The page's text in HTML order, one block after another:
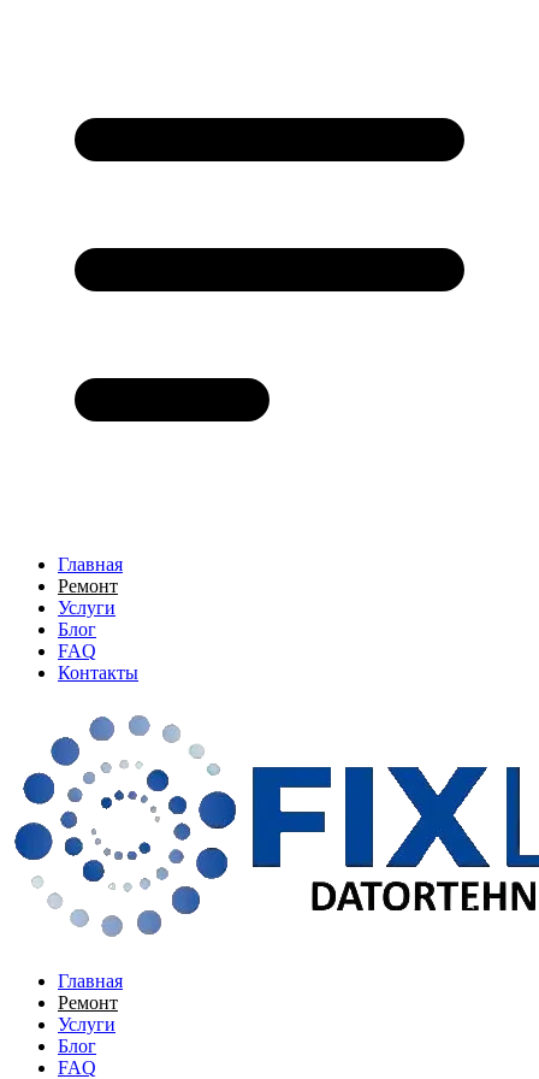
Главная
Ремонт
Услуги
Блог
FAQ
Контакты
Главная
Ремонт
Услуги
Блог
FAQ